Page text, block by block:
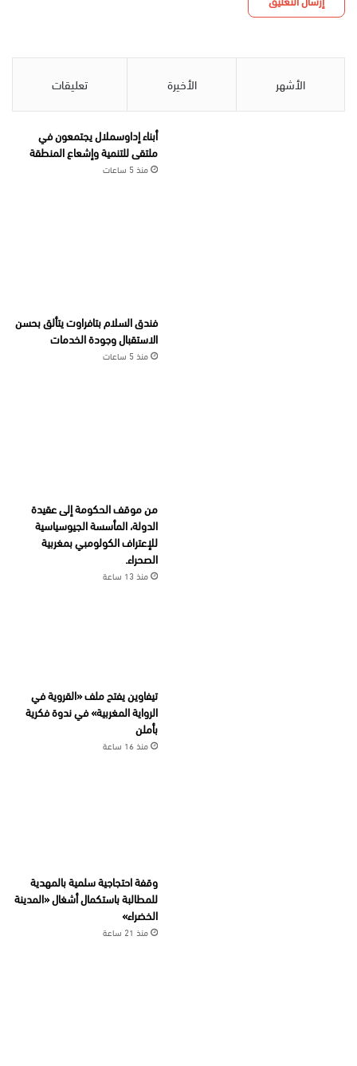
الأشهر الأخيرة تعليقات
أبناء إداوسملال يجتمعون في
ملتقى للتنمية وإشعاع المنطقة
منذ 5 ساعات
فندق السلام بتافراوت يتألق بحسن
الاستقبال وجودة الخدمات
منذ 5 ساعات
من موقف الحكومة إلى عقيدة
الدولة، المأسسة الجيوسياسية
للإعتراف الكولومبي بمغربية
الصحراء.
منذ 13 ساعة
تيفاوين يفتح ملف «القروية في
الرواية المغربية» في ندوة فكرية
بأملن
منذ 16 ساعة
وقفة احتجاجية سلمية بالمهدية
للمطالبة باستكمال أشغال «المدينة
الخضراء»
منذ 21 ساعة